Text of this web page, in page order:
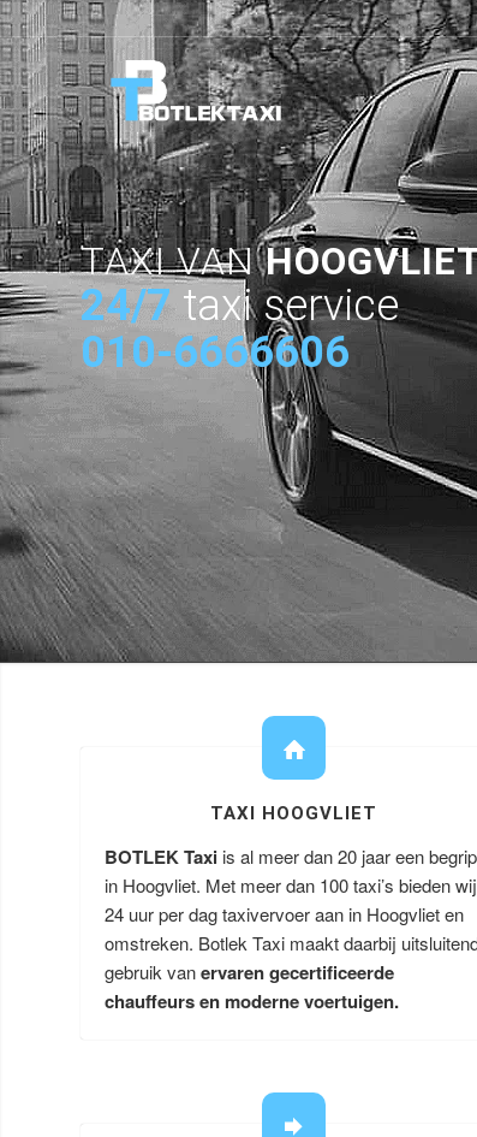
TAXI VAN
24/7 taxi service
010-6666606
TAXI HOOGVLIET
BOTLEK Taxi is al meer dan 20 jaar een begrip
in Hoogvliet. Met meer dan 100 taxi’s bieden wij
24 uur per dag taxivervoer aan in Hoogvliet en
omstreken. Botlek Taxi maakt daarbij
gebruik vanervaren gecertificeerde
chauffeurs en moderne voertuigen.